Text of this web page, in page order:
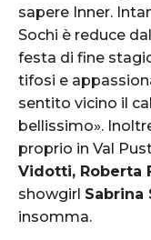
sapere Inner.
Sochi è reduce
festa di fine
tifosi e
sentito vicino il
bellissimo».
proprio in Val
Vidotti, Roberta
showgirl Sabrina
insomma.